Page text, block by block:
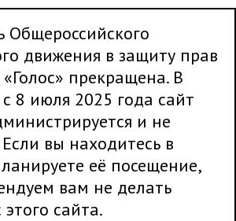
Общероссийского
движения в защиту прав
прекращена. В
с 8 июля 2025 года сайт
и не
Если вы находитесь в
её посещение,
вам не делать
сайта.